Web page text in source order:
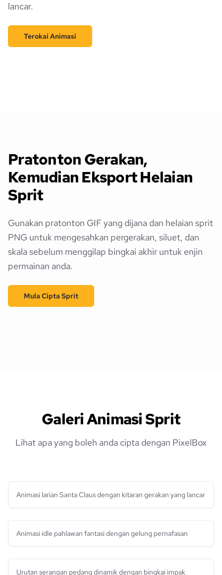
lancar.
Terokai Animasi
Pratonton Gerakan,
Kemudian Eksport Helaian
Sprit
Gunakan pratonton GIF yang dijana dan helaian sprit
PNG untuk mengesahkan pergerakan, siluet, dan
skala sebelum menggilap bingkai akhir untuk enjin
permainan anda.
Mula Cipta Sprit
Galeri Animasi Sprit
Lihat apa yang boleh anda cipta dengan PixelBox
Animasi larian Santa Claus dengan kitaran gerakan yang lancar
Animasi idle pahlawan fantasi dengan gelung pernafasan
Urutan serangan pedang dinamik dengan bingkai impak